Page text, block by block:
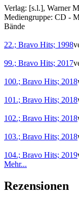
Verlag: [s.l.], Warner
Mediengruppe: CD -
Bände
22.; Bravo Hits; 1998
99.; Bravo Hits; 2017
100.; Bravo Hits; 2018
101.; Bravo Hits; 2018
102.; Bravo Hits; 2018
103.; Bravo Hits; 2018
104.; Bravo Hits; 2019
Mehr...
Rezensionen